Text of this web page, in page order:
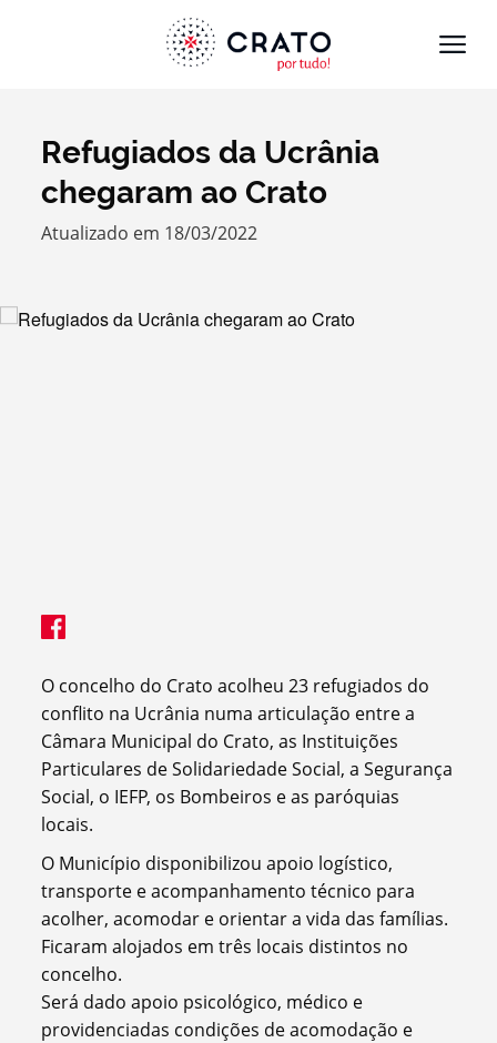
Termo de Pesquisa
Refugiados da Ucrânia
chegaram ao Crato
Atualizado em 18/03/2022
O concelho do Crato acolheu 23 refugiados do
conflito na Ucrânia numa articulação entre a
Câmara Municipal do Crato, as Instituições
Particulares de Solidariedade Social, a Segurança
Social, o IEFP, os Bombeiros e as paróquias
locais.
O Município disponibilizou apoio logístico,
transporte e acompanhamento técnico para
acolher, acomodar e orientar a vida das famílias.
Ficaram alojados em três locais distintos no
concelho.
Será dado apoio psicológico, médico e
providenciadas condições de acomodação e